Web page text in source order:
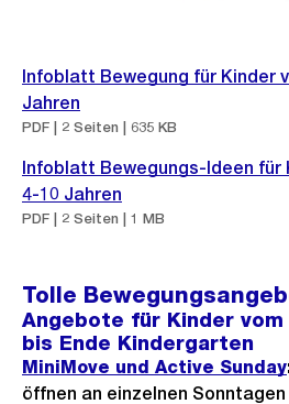
Infoblatt Bewegung für Kinder
Jahren
PDF | 2 Seiten | 635 KB
Infoblatt Bewegungs-Ideen für
4-10 Jahren
PDF | 2 Seiten | 1 MB
Tolle
Angebote für Kinder
bis Ende Kindergarten
MiniMove und Active Sunday
öffnen an einzelnen